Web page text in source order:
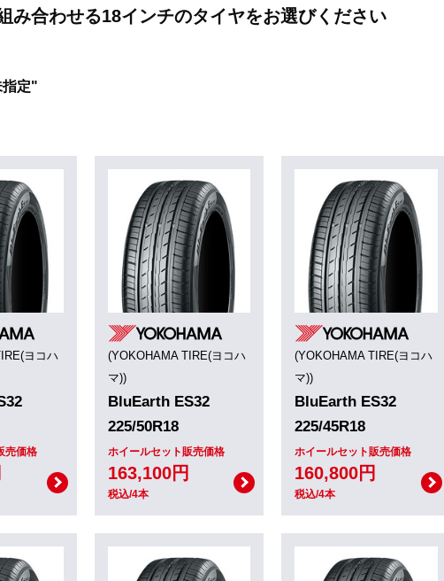
み合わせる18インチのタイヤをお選びください
指定"
ヨコハ
売価格
(YOKOHAMA TIRE(ヨコハ
マ))
BluEarth ES32
225/50R18
ホイールセット販売価格
163,100円
税込/4本
(YOKOHAMA TIRE(ヨコハ
マ))
BluEarth ES32
225/45R18
ホイールセット販売価格
160,800円
税込/4本